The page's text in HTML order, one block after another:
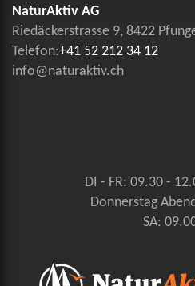
NaturAktiv AG
Riedäckerstrasse 9, 8422
Telefon:+41 52 212 34 12
info@naturaktiv.ch
DI - FR: 09.30 -
Donnerstag
SA: